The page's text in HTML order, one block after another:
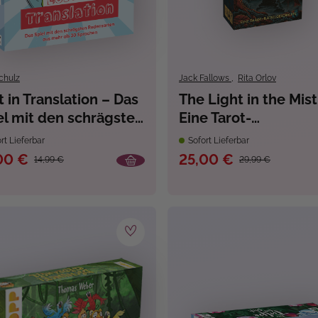
in Translation – Das
mit den schrägsten
aus mehr
Sprachen
Lieferbar
14,99 €
€
Jack Fallows , Rita Orlov
The Light in the
Eine Tarot-
Rätselgeschichte
Sofort Lieferbar
29,99 €
25,00 €